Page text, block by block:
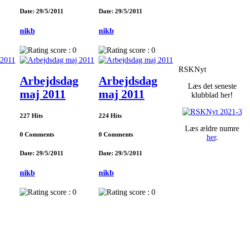
Date: 29/5/2011
nikb
Date: 29/5/2011
nikb
Arbejdsdag
maj 2011
227 Hits
0 Comments
Date: 29/5/2011
nikb
Arbejdsdag
maj 2011
224 Hits
0 Comments
Date: 29/5/2011
nikb
RSKNyt
Læs det seneste
klubblad her!
Læs ældre numre
her.